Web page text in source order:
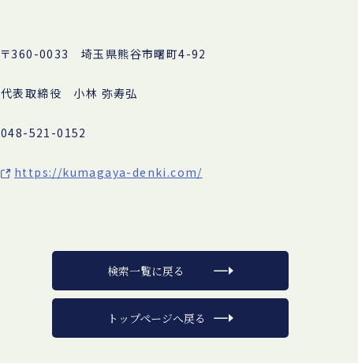
〒360-0033 埼玉県熊谷市曙町4-92
代表取締役 小林 弥寿弘
048-521-0152
https://kumagaya-denki.com/
検索一覧に戻る
トップページへ戻る